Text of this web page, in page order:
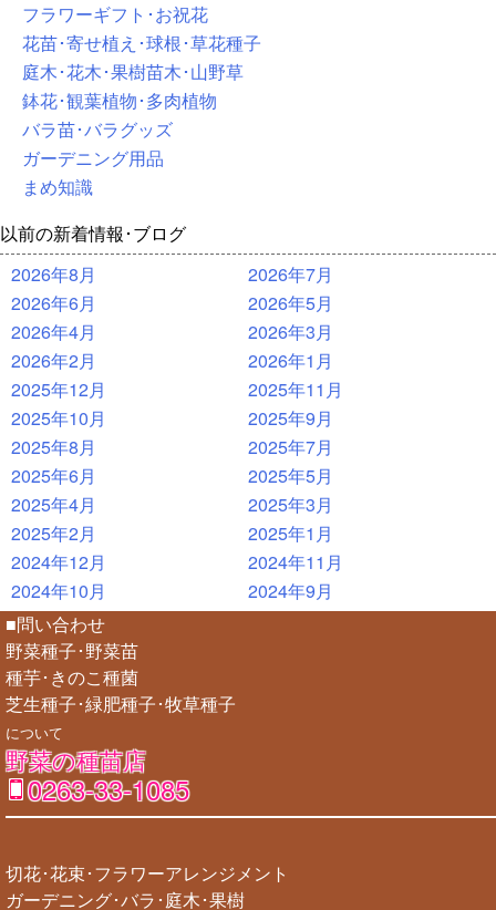
フラワーギフト･お祝花
花苗･寄せ植え･球根･草花種子
庭木･花木･果樹苗木･山野草
鉢花･観葉植物･多肉植物
バラ苗･バラグッズ
ガーデニング用品
まめ知識
以前の新着情報･ブログ
2026年8月
2026年7月
2026年6月
2026年5月
2026年4月
2026年3月
2026年2月
2026年1月
2025年12月
2025年11月
2025年10月
2025年9月
2025年8月
2025年7月
2025年6月
2025年5月
2025年4月
2025年3月
2025年2月
2025年1月
2024年12月
2024年11月
2024年10月
2024年9月
■問い合わせ
野菜種子･野菜苗
種芋･きのこ種菌
芝生種子･緑肥種子･牧草種子
について
野菜の種苗店
0263-33-1085
切花･花束･フラワーアレンジメント
ガーデニング･バラ･庭木･果樹